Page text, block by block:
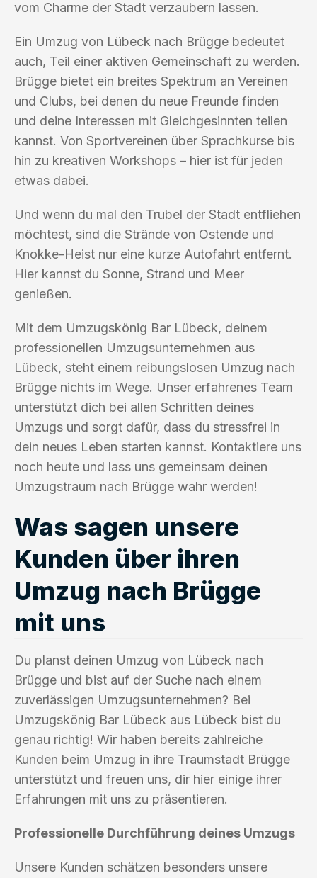
vom Charme der Stadt verzaubern lassen.
Ein Umzug von Lübeck nach Brügge bedeutet
auch, Teil einer aktiven Gemeinschaft zu werden.
Brügge bietet ein breites Spektrum an Vereinen
und Clubs, bei denen du neue Freunde finden
und deine Interessen mit Gleichgesinnten teilen
kannst. Von Sportvereinen über Sprachkurse bis
hin zu kreativen Workshops – hier ist für jeden
etwas dabei.
Und wenn du mal den Trubel der Stadt entfliehen
möchtest, sind die Strände von Ostende und
Knokke-Heist nur eine kurze Autofahrt entfernt.
Hier kannst du Sonne, Strand und Meer
genießen.
Mit dem Umzugskönig Bar Lübeck, deinem
professionellen Umzugsunternehmen aus
Lübeck, steht einem reibungslosen Umzug nach
Brügge nichts im Wege. Unser erfahrenes Team
unterstützt dich bei allen Schritten deines
Umzugs und sorgt dafür, dass du stressfrei in
dein neues Leben starten kannst. Kontaktiere uns
noch heute und lass uns gemeinsam deinen
Umzugstraum nach Brügge wahr werden!
Was sagen unsere
Kunden über ihren
Umzug nach Brügge
mit uns
Du planst deinen Umzug von Lübeck nach
Brügge und bist auf der Suche nach einem
zuverlässigen Umzugsunternehmen? Bei
Umzugskönig Bar Lübeck aus Lübeck bist du
genau richtig! Wir haben bereits zahlreiche
Kunden beim Umzug in ihre Traumstadt Brügge
unterstützt und freuen uns, dir hier einige ihrer
Erfahrungen mit uns zu präsentieren.
Professionelle Durchführung deines Umzugs
Unsere Kunden schätzen besonders unsere